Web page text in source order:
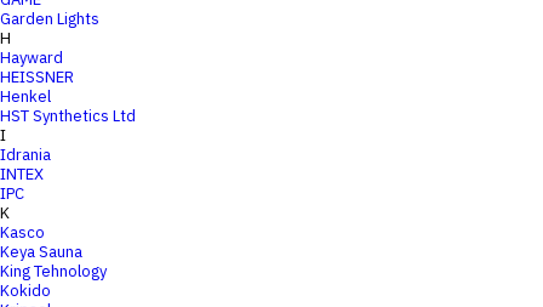
Garden Lights
H
Hayward
HEISSNER
Henkel
HST Synthetics Ltd
I
Idrania
INTEX
IPC
K
Kasco
Keya Sauna
King Tehnology
Kokido